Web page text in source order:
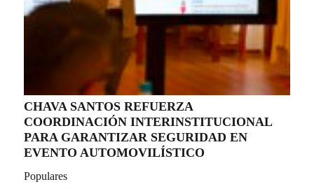
CHAVA SANTOS REFUERZA
COORDINACIÓN INTERINSTITUCIONAL
PARA GARANTIZAR SEGURIDAD EN
EVENTO AUTOMOVILÍSTICO
Populares